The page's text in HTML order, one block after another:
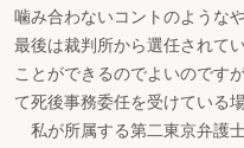
噛み合わないコントのような
最後は裁判所から選任されて
ことができるのでよいのです
て死後事務委任を受けている場
私が所属する第二東京弁護